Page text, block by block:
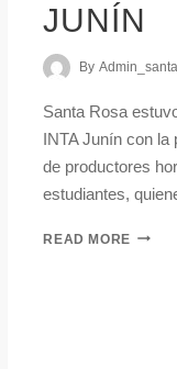
JUNÍN
By
Santa Rosa
INTA Junín con la
de productores
estudiantes,
READ MORE